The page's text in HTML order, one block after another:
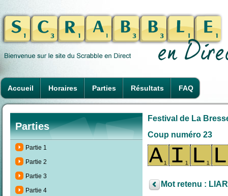
Accueil Horaires Parties Résultats FAQ
Parties
Partie 1
Partie 2
Partie 3
Partie 4
Festival de La
Coup numéro 23
Mot retenu :